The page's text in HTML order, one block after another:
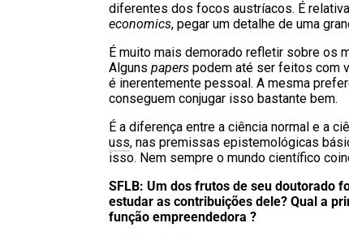
diferentes dos focos austríacos. É
economics, pegar um detalhe de uma
É muito mais demorado refletir sobre os
Algunspapers podem até ser feitos com
é inerentemente pessoal. A mesma
conseguem conjugar isso bastante bem.
É a diferença entre a ciência normal e a
uss, nas premissas epistemológicas
isso. Nem sempre o mundo científico
SFLB: Um dos frutos de seu doutorado
estudar as contribuições dele? Qual a
função empreendedora ?